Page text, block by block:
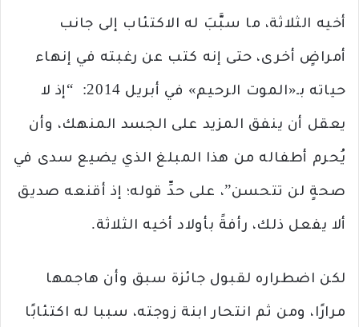
أخيه الثلاثة، ما سبَّبَ له الاكتئاب إلى جانب
أمراضٍ أخرى، حتى إنه كتب عن رغبته في إنهاء
حياته بـ«الموت الرحيم» في أبريل 2014: “إذ لا
يعقل أن ينفق المزيد على الجسد المنهك، وأن
يُحرم أطفاله من هذا المبلغ الذي يضيع سدى في
صحةٍ لن تتحسن”، على حدِّ قوله؛ إذ أقنعه صديق
ألا يفعل ذلك، رأفةً بأولاد أخيه الثلاثة.
لكن اضطراره لقبول جائزة سبق وأن هاجمها
مرارًا، ومن ثم انتحار ابنة زوجته، سببا له اكتئابًا